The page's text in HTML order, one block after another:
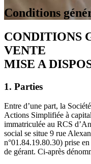
Conditions
CONDITIONS
VENTE
MISE A
1. Parties
Entre d’une part, la
Actions Simplifiée à
immatriculée au RCS
social se situe 9 rue
n°01.84.19.80.30) prise
de gérant. Ci-après